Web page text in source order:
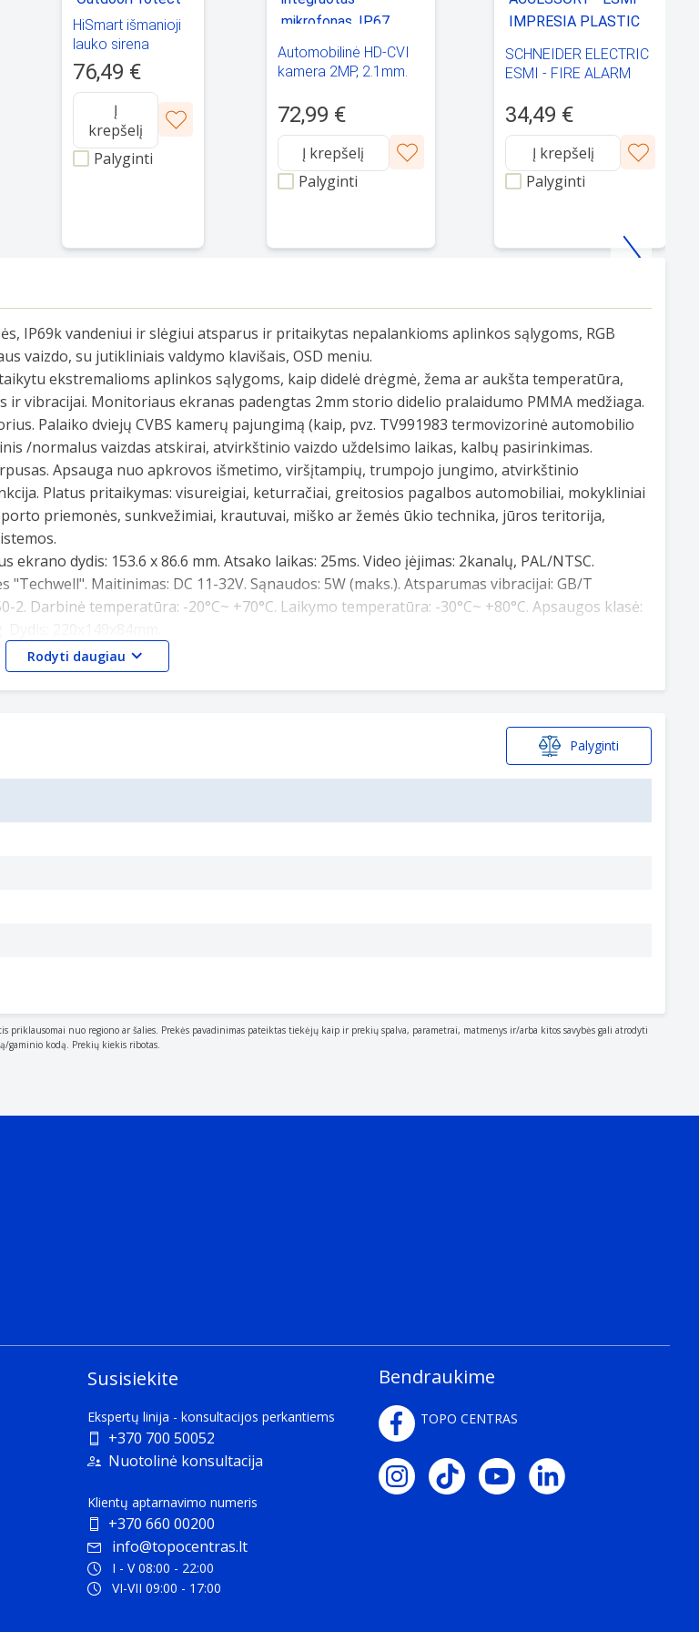
HiSmart išmanioji
lauko sirena
OutdoorProtect
76,49 €
Į
krepšelį
Palyginti
Automobilinė HD-CVI
kamera 2MP, 2.1mm.
mikrofonas, IP67,
IK10, aviacinė jungtis
72,99 €
Į krepšelį
Palyginti
SCHNEIDER ELECTRIC
ESMI - FIRE ALARM
IMPRESIA PLASTIC
LID SET -
FFS06741023
34,49 €
Į krepšelį
Palyginti
IP69k vandeniui ir slėgiui atsparus ir pritaikytas nepalankioms aplinkos sąlygoms, RGB
vaizdo, su jutikliniais valdymo klavišais, OSD meniu.
ekstremalioms aplinkos sąlygoms, kaip didelė drėgmė, žema ar aukšta temperatūra,
vibracijai. Monitoriaus ekranas padengtas 2mm storio didelio pralaidumo PMMA medžiaga.
Palaiko dviejų CVBS kamerų pajungimą (kaip, pvz. TV991983 termovizorinė automobilio
/normalus vaizdas atskirai, atvirkštinio vaizdo uždelsimo laikas, kalbų pasirinkimas.
Apsauga nuo apkrovos išmetimo, viršįtampių, trumpojo jungimo, atvirkštinio
Platus pritaikymas: visureigiai, keturračiai, greitosios pagalbos automobiliai, mokykliniai
priemonės, sunkvežimiai, krautuvai, miško ar žemės ūkio technika, jūros teritorija,
ekrano dydis: 153.6 x 86.6 mm. Atsako laikas: 25ms. Video įėjimas: 2kanalų, PAL/NTSC.
Maitinimas: DC 11-32V. Sąnaudos: 5W (maks.). Atsparumas vibracijai: GB/T
Darbinė temperatūra: -20°C~ +70°C. Laikymo temperatūra: -30°C~ +80°C. Apsaugos klasė:
Rodyti daugiau
Palyginti
nuo regiono ar šalies. Prekės pavadinimas pateiktas tiekėjų kaip ir prekių spalva, parametrai, matmenys ir/arba kitos savybės gali atrodyti
gaminio kodą. Prekių kiekis ribotas.
Susisiekite
Ekspertų linija - konsultacijos perkantiems
+370 700 50052
Nuotolinė konsultacija
Klientų aptarnavimo numeris
+370 660 00200
info@topocentras.lt
I - V 08:00 - 22:00
VI-VII 09:00 - 17:00
Bendraukime
TOPO CENTRAS